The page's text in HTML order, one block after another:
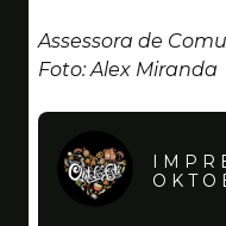
Assessora de
Foto: Alex Miranda